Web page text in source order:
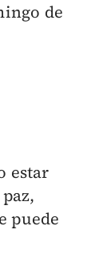
de
estar
puede